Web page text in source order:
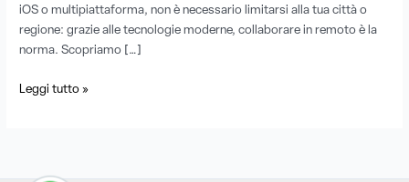
iOS o multipiattaforma, non è necessario limitarsi alla tua città o
regione: grazie alle tecnologie moderne, collaborare in remoto è la
norma. Scopriamo […]
Leggi tutto »